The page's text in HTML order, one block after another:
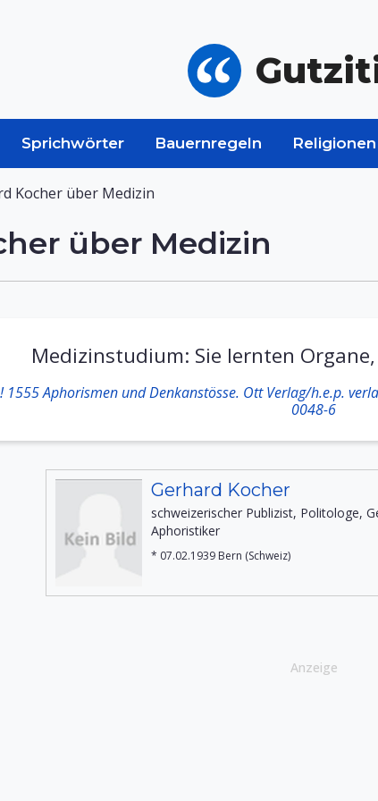
Sprichwörter Bauernregeln Religionen
Kocher über Medizin
über Medizin
Medizinstudium: Sie lernten
1555 Aphorismen und Denkanstösse. Ott Verlag/h.e.p.
0048-6
Gerhard Kocher
schweizerischer Publizist, Politologe,
Aphoristiker
* 07.02.1939 Bern (Schweiz)
Anzeige